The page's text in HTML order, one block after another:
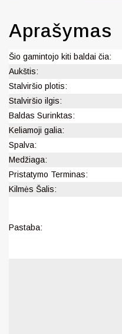
Aprašymas
Šio gamintojo kiti baldai čia:
Aukštis:
Stalviršio plotis:
Stalviršio ilgis:
Baldas Surinktas:
Keliamoji galia:
Spalva:
Medžiaga:
Pristatymo Terminas:
Kilmės Šalis:
Pastaba: